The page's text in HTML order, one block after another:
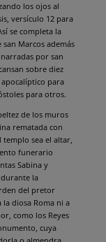
los ojos al
versículo 12 para
se completa la
Marcos además
por san
sobre diez
apocalíptico para
para otros.
de los muros
rematada con
templo sea el altar,
funerario
Sabina y
la
del pretor
diosa Roma ni a
como los Reyes
cuya